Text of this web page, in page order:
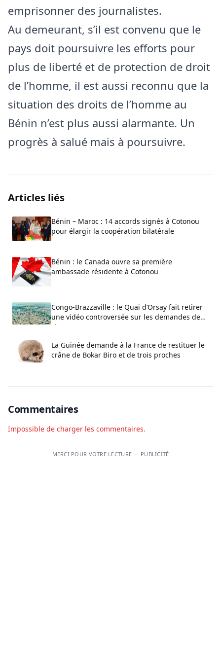
emprisonner des journalistes.
Au demeurant, s’il est convenu que le
pays doit poursuivre les efforts pour
plus de liberté et de protection de droit
de l’homme, il est aussi reconnu que la
situation des droits de l’homme au
Bénin n’est plus aussi alarmante. Un
progrès à salué mais à poursuivre.
Articles liés
Bénin – Maroc : 14 accords signés à Cotonou
pour élargir la coopération bilatérale
Bénin : le Canada ouvre sa première
ambassade résidente à Cotonou
Congo-Brazzaville : le Quai d’Orsay fait retirer
une vidéo controversée sur les demandes de
visa
La Guinée demande à la France de restituer le
crâne de Bokar Biro et de trois proches
Commentaires
Impossible de charger les commentaires.
MERCI POUR VOTRE LECTURE — PUBLICITÉ